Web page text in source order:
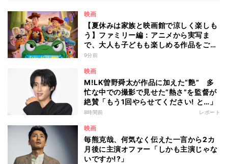
映画
【夏休みは家族と映画館で涼しく楽しも
う】ファミリー編：アニメから実写ま
で、大人も子どもも楽しめる作品をご紹
介 - 編集部が注目する最新映画5選
9分前
映画
M!LK曽野舜太が作品に加えた“艶” 多
忙な中での撮影で見せた“熱さ”を監督が
絶賛「もう1回やらせてください! と…」
8時間前 レポート
映画
毎熊克哉、何気なく伝えた一言から2カ
月後に主演オファー「しかも主演じゃな
いですか!?」